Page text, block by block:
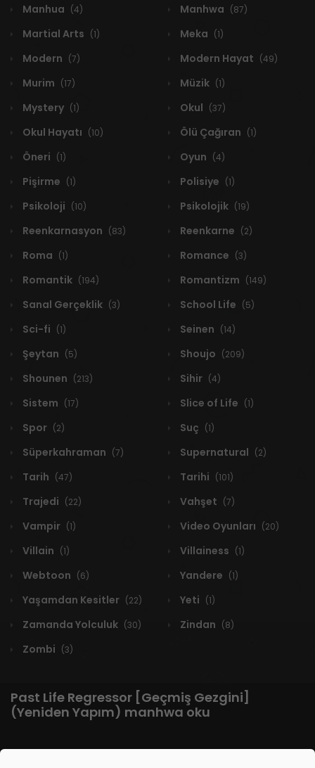
Manhua (4) Manhwa (87)
Martial Arts (1) Meka (1)
Modern (7) Modern Hayat (49)
Murim (17) Müzik (1)
Mystery (1) Okul (37)
Okul Hayatı (10) Ölü Çağıran (1)
Öneri (1) Oyun (4)
Pişirme (1) Polisiye (1)
Psikoloji (10) Psikolojik (19)
Reenkarnasyon (83) Reenkarne (2)
Roma (1) Romance (3)
Romantik (194) Romantizm (149)
Sanal Gerçeklik (3) School Life (5)
Sci-fi (1) Seinen (14)
Şeytan (5) Shoujo (209)
Shounen (213) Sihir (4)
Sistem (17) Slice of Life (1)
Spor (2) Suç (1)
Süperkahraman (7) Supernatural (2)
Tarih (47) Tarihi (101)
Trajedi (22) Vahşet (7)
Vampir (1) Video Oyunları (20)
Villain (1) Villainess (1)
Webtoon (6) Yandere (1)
Yaşamdan Kesitler (22) Yeti (1)
Zamanda Yolculuk (30) Zindan (8)
Zombi (3)
Past Life Regressor [Geçmiş Gezgini]
(Yeniden Yapım) manhwa oku